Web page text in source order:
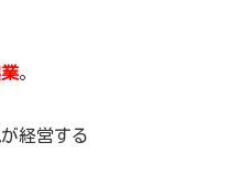
。
経営する